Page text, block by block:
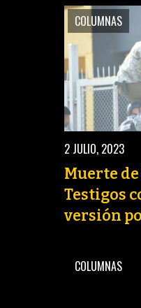
COLUMNAS
2 JULIO, 2023
Muerte
Testigos
versión
COLUMNAS